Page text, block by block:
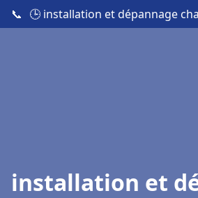
📞 🕒 installation et dépannage
installation et